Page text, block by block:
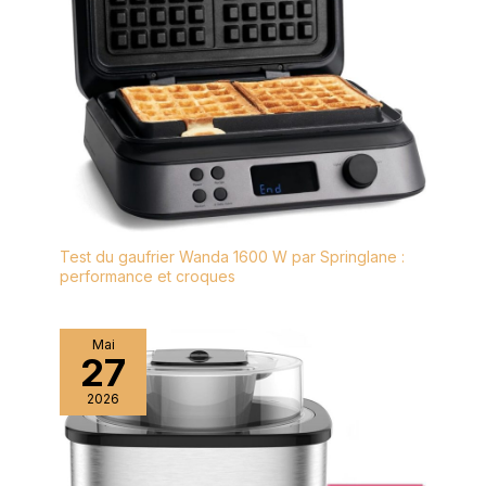
Test du gaufrier Wanda 1600 W par Springlane :
performance et croques
Mai
27
2026